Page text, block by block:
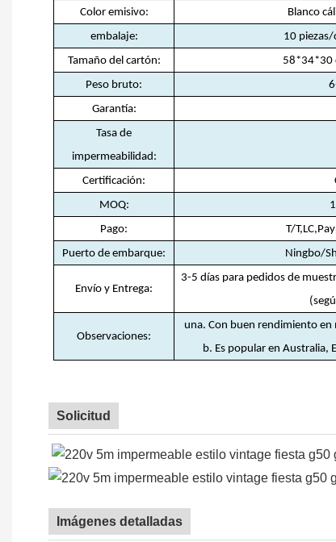
Color emisivo:
Blanco
embalaje:
10
Tamaño del cartón:
58*34*30
Peso bruto:
Garantía:
Tasa de
impermeabilidad:
Certificación:
MOQ:
Pago:
T/
Puerto de embarque: Ningbo/
Envío y Entrega:
3-5 días para pedidos de
Observaciones:
una. Con buen rendimiento en
b. Es popular en Australia,
Solicitud
Imágenes detalladas